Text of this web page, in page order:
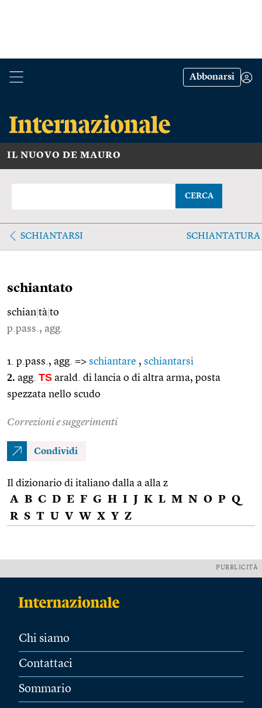
Abbonarsi
IL NUOVO DE MAURO
CERCA
SCHIANTARSI SCHIANTATURA
schiantato
schian tà to
p.pass., agg.
1. p.pass., agg. => schiantare , schiantarsi
2. agg. TS arald. di lancia o di altra arma, posta
spezzata nello scudo
Correzioni e suggerimenti
Condividi
Il dizionario di italiano dalla a alla z
A B C D E F G H I J K L M N O P Q
R S T U V W X Y Z
PUBBLICITÀ
Chi siamo
Contattaci
Sommario